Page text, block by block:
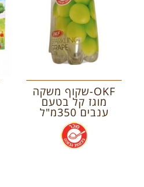
OKF-שקוף משקה
מוגז קל בטעם
ענבים 350מ"ל
.